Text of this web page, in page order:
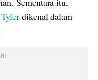
dikenal dalam